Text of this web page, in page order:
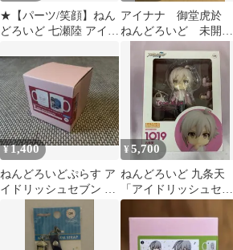
★【パーツ/笑顔】ねん
どろいど 七瀬陸 アイド
ス
アイナナ 御堂虎於
ねんどろいど 未開
¥1,400
ねんどろいどぷらす ア
イドリッシュセブン グ
ラスマグカップ 百
¥5,700
ねんどろいど 九条天
「アイドリッシュセブ
ン」 アニメイト限定